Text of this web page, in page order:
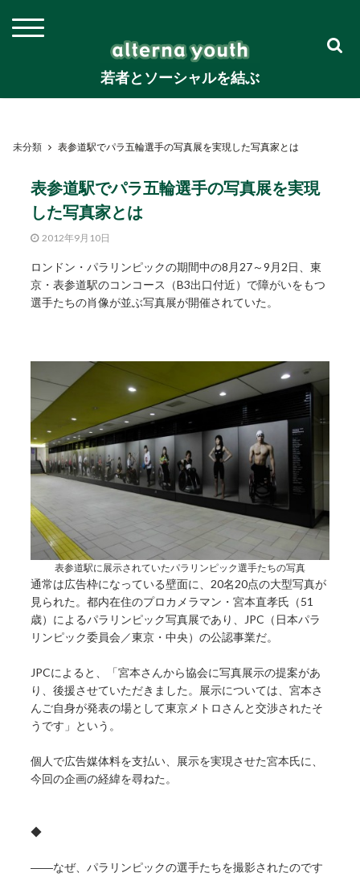
若者とソーシャルを結ぶ
未分類 表参道駅でパラ五輪選手の写真展を実現した写真家とは
表参道駅でパラ五輪選手の写真展を実現
した写真家とは
2012年9月10日
ロンドン・パラリンピックの期間中の8月27～9月2日、東
京・表参道駅のコンコース（B3出口付近）で障がいをもつ
選手たちの肖像が並ぶ写真展が開催されていた。
表参道駅に展示されていたパラリンピック選手たちの写真
通常は広告枠になっている壁面に、20名20点の大型写真が
見られた。都内在住のプロカメラマン・宮本直孝氏（51
歳）によるパラリンピック写真展であり、JPC（日本パラ
リンピック委員会／東京・中央）の公認事業だ。
JPCによると、「宮本さんから協会に写真展示の提案があ
り、後援させていただきました。展示については、宮本さ
んご自身が発表の場として東京メトロさんと交渉されたそ
うです」という。
個人で広告媒体料を支払い、展示を実現させた宮本氏に、
今回の企画の経緯を尋ねた。
◆
――なぜ、パラリンピックの選手たちを撮影されたのです